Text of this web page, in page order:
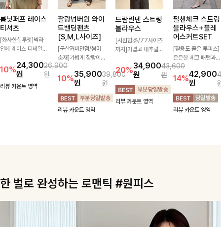
롬닛퍼프 레이스
티셔츠
[화사한실루엣]넥라
인에 레이스 디테일로
더했으며 풍성한 퍼프
소매로 군살을 숨겨주
는 동시에 러블리한
10%24,300
원
26,900
원
리뷰 카운트 영역
찰랑넘버원 와이
드밴딩팬츠
[S,M,L사이즈]
[군살커버만점/썸머
소재]가볍게 찰랑이는
원단과 여유로운 와이
드 핏으로 하루 종일
편안하게 착용하실 수
있는 팬츠입니다 🖤
✨ 허리 전체 밴딩과
스트링 디테일로 안정
10%35,900
원
39,800
원
리뷰 카운트 영역
드람린넨 스트링
블라우스
[시원함🧊/77사이즈
까지]가볍고 내추럴한
라우스로, 답답함 없
는 슬릿 카라 디자인
이 얼굴선을 더욱 시
원하게 연출해드립니
다 🤍🌿
20%34,900
원
43,600
원
리뷰 카운트 영역
필첸체크 스트링
블라우스+플레
어스커트SET
[활용도 좋은 투피스]
은은한 체크 패턴과
허리 스트링 디테일이
어우러진 투피스 세트
입니다. 여유로운 상
의와 풍성하게 퍼지는
롱스커트가 자연스러
운 체형 커버는 물론,
14%42,900
원
리뷰 카운트 영역
한 벌로 완성하는 로맨틱 #원피스